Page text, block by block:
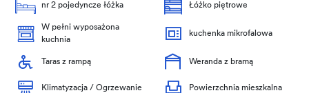
nr 2 pojedyncze łóżka Łóżko piętrowe
W pełni wyposażona
kuchnia
kuchenka mikrofalowa
Taras z rampą Weranda z bramą
Klimatyzacja / Ogrzewanie Powierzchnia mieszkalna